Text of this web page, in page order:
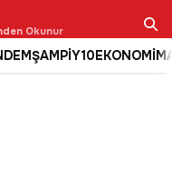
Okunur
ŞAMPİY10EKONOMİ
Ara